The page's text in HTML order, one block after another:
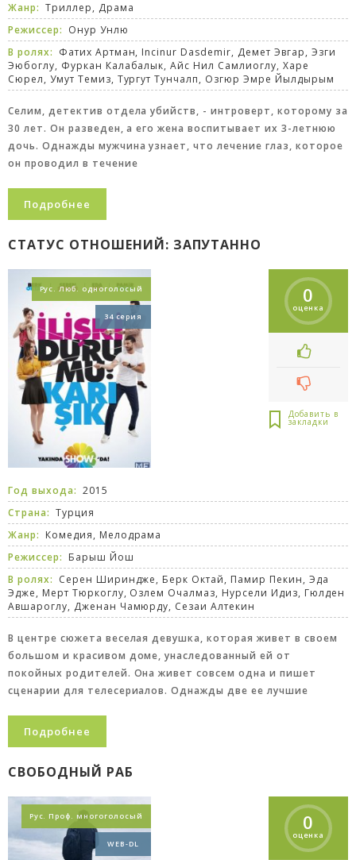
Жанр: Триллер, Драма
Режиссер: Онур Унлю
В ролях: Фатих Артман, Incinur Dasdemir, Демет Эвгар, Эзги
Эюбоглу, Фуркан Калабалык, Айс Нил Самлиоглу, Харе
Сюрел, Умут Темиз, Тургут Тунчалп, Озгюр Эмре Йылдырым
Селим, детектив отдела убийств, - интроверт, которому за
30 лет. Он разведен, а его жена воспитывает их 3-летнюю
дочь. Однажды мужчина узнает, что лечение глаз, которое
он проводил в течение
Подробнее
СТАТУС ОТНОШЕНИЙ: ЗАПУТАННО
Рус. Люб. одноголосый
34 серия
0
оценка
Год выхода: 2015
Страна: Турция
Жанр: Комедия, Мелодрама
Режиссер: Барыш Йош
В ролях: Серен Шириндже, Берк Октай, Памир Пекин, Эда
Эдже, Мерт Тюркоглу, Озлем Очалмаз, Нурсели Идиз, Гюлден
Авшароглу, Дженан Чамюрду, Сезаи Алтекин
В центре сюжета веселая девушка, которая живет в своем
большом и красивом доме, унаследованный ей от
покойных родителей. Она живет совсем одна и пишет
сценарии для телесериалов. Однажды две ее лучшие
Подробнее
СВОБОДНЫЙ РАБ
Рус. Проф. многоголосый
WEB-DL
0
оценка